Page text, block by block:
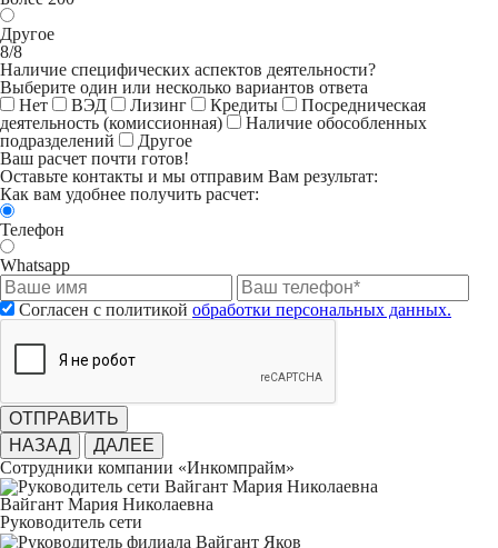
Другое
8/8
Наличие специфических аспектов деятельности?
Выберите один или несколько вариантов ответа
Нет
ВЭД Лизинг Кредиты
Посредническая
деятельность (комиссионная)
Наличие обособленных
подразделений
Другое
Ваш расчет почти готов!
Оставьте контакты и мы отправим Вам результат:
Как вам удобнее получить расчет:
Телефон
Whatsapp
Согласен с политикой обработки персональных данных.
ОТПРАВИТЬ
НАЗАД
ДАЛЕЕ
Сотрудники компании «Инкомпрайм»
Вайгант Мария Николаевна
Руководитель сети